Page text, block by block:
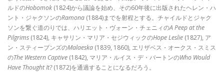
ルドのHobomok (1824)から議論を始め、その60年後に出版されたヘレン・ハ
ント・ジャクソンのRamona (1884)までを射程とする。チャイルドとジャク
ソンを繋ぐ道のりでは、ハリエット・ヴォーン・チェニィのA Peep at the
Pilgrims (1824), キャサリン・マリア・セジウィックのHope Leslie (1827), ア
ン・スティーブンズのMalaeska (1839, 1860), エリザベス・オークス・スミス
のThe Western Captive (1842), マリア・ルイス・デ・バートンのWho Would
Have Thought It?(1872)を通過することになるだろう。